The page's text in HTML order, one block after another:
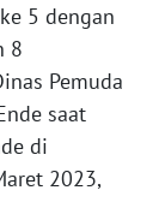
5 dengan
8
Pemuda
saat
di
2023,